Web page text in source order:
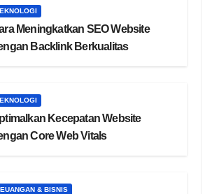
Meningkatkan SEO Website
Backlink Berkualitas
Kecepatan Website
Core Web Vitals
& BISNIS